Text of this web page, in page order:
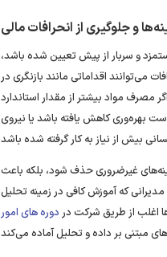
و جلوگیری از انحرافات مالی
و سربار از پیش تعیین شده باشد،
می‌توانند اقداماتی مانند بازنگری در
مصرف مواد بیشتر از مقدار استاندارد
بهره‌وری کاهش یافته باشد یا نیروی
غیرضروری حذف شود، بلکه باعث
که آموزش کافی در زمینه تحلیل
اغلب از طریق شرکت در دوره های امور